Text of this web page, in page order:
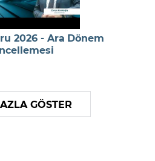
2026 - Ara Dönem
GÖSTER